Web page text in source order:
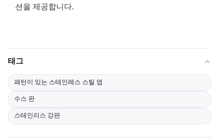
션을 제공합니다.
태그
패턴이 있는 스테인레스 스틸 엽
수스 판
스테인리스 강판